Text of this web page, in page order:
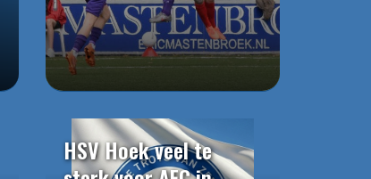
HSV Hoek veel te